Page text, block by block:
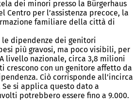
dei minori presso la Bürgerhaus
Centro per l’assistenza precoce, la
familiare della città di
dipendenze dei genitori
più gravosi, ma poco visibili, per
livello nazionale, circa 3,8 milioni
crescono con un genitore affetto da
Ciò corrisponde all’incirca
si applica questo dato a
potrebbero essere fino a 9.000.